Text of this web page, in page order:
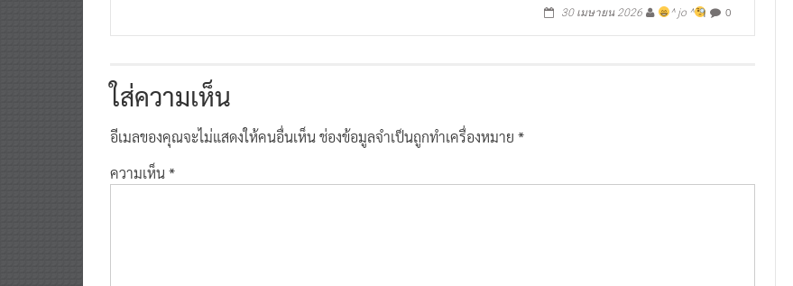
30 เมษายน 2026 ^ jo ^ 0
ใส่ความเห็น
อีเมลของคุณจะไม่แสดงให้คนอื่นเห็นช่องข้อมูลจำเป็นถูกทำเครื่องหมาย *
ความเห็น*